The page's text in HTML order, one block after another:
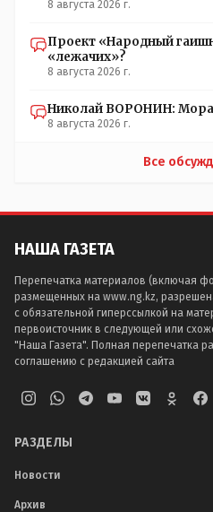
8 августа 2026 г.
Проект «Народный
«лежачих»?
8 августа 2026 г.
Николай ВОРОНИН:
8 августа 2026 г.
Все
НАША ГАЗЕТА
Перепечатка материалов (включая
размещенных на www.ng.kz,
с обязательной гиперссылкой на
первоисточник в следующей или
"Наша Газета". Полная перепечатка
соглашению с редакцией сайта
РАЗДЕЛЫ
Новости
Архив